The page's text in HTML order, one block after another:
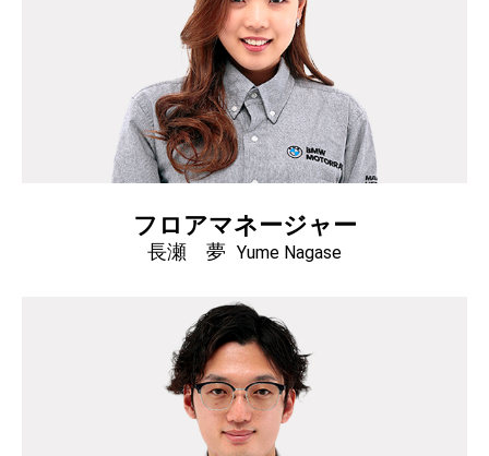
フロアマネージャー
長瀬 夢 Yume Nagase